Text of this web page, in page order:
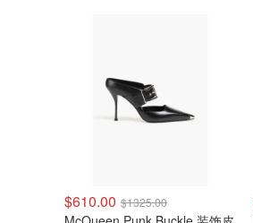
$610.00 $1325.00